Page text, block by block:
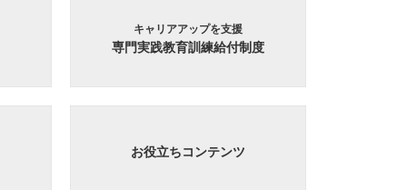
キャリアアップを支援
専門実践教育訓練給付制度
お役立ちコンテンツ